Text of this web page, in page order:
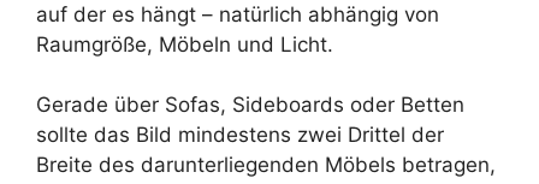
auf der es hängt – natürlich abhängig von
Raumgröße, Möbeln und Licht.
Gerade über Sofas, Sideboards oder Betten
sollte das Bild mindestens zwei Drittel der
Breite des darunterliegenden Möbels betragen,